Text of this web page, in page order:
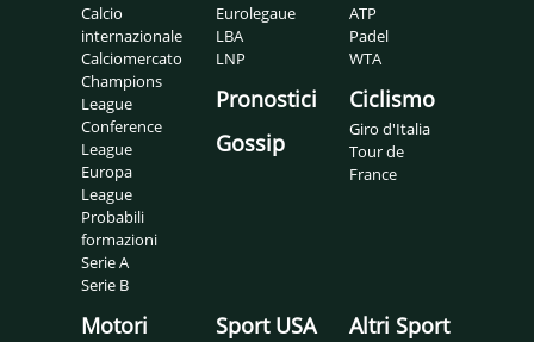
Calcio
internazionale
Calciomercato
Champions
League
Conference
League
Europa
League
Probabili
formazioni
Serie A
Serie B
Eurolegaue
LBA
LNP
Pronostici
Gossip
ATP
Padel
WTA
Ciclismo
Giro d'Italia
Tour de
France
Motori Sport USA Altri Sport